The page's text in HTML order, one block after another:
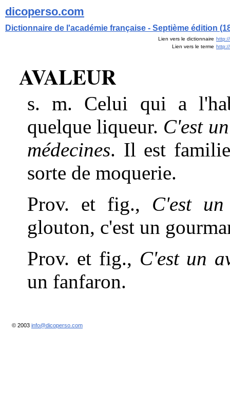
dicoperso.com
Dictionnaire de l'académie française - Septième édition
Lien vers le dictionnaire
Lien vers le terme
AVALEUR
s. m. Celui qui a
quelque liqueur. C'est
médecines. Il est
sorte de moquerie.
Prov. et fig., C'est
glouton, c'est un
Prov. et fig., C'est un
un fanfaron.
© 2003 info@dicoperso.com